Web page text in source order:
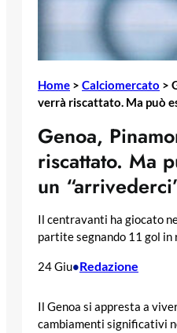
Home > Calciomercato >
verrà riscattato. Ma può
Genoa,
riscattato. Ma
un
Il centravanti ha giocato
partite segnando 11 gol in
24 Giu•Redazione
Il Genoa si appresta a
cambiamenti significativi